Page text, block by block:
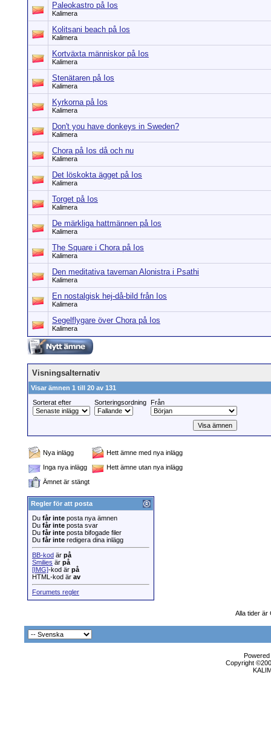
Paleokastro på Ios
Kalimera
Kolitsani beach på Ios
Kalimera
Kortväxta människor på Ios
Kalimera
Stenätaren på Ios
Kalimera
Kyrkorna på Ios
Kalimera
Don't you have donkeys in Sweden?
Kalimera
Chora på Ios då och nu
Kalimera
Det löskokta ägget på Ios
Kalimera
Torget på Ios
Kalimera
De märkliga hattmännen på Ios
Kalimera
The Square i Chora på Ios
Kalimera
Den meditativa tavernan Alonistra i Psathi
Kalimera
En nostalgisk hej-då-bild från Ios
Kalimera
Segelflygare över Chora på Ios
Kalimera
Visningsalternativ
Visar ämnen 1 till 20 av 131
Sorterat efter
Sorteringsordning Från
Nya inlägg
Hett ämne med nya inlägg
Inga nya inlägg
Hett ämne utan nya inlägg
Ämnet är stängt
Regler för att posta
Du får inte posta nya ämnen
Du får inte posta svar
Du får inte posta bifogade filer
Du får inte redigera dina inlägg
BB-kod är på
Smilies är på
[IMG]-kod är på
HTML-kod är av
Forumets regler
Alla tider är
Copyright